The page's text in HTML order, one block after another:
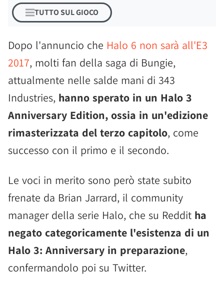
TUTTO SUL GIOCO
Dopo l'annuncio che Halo 6 non sarà all'E3
2017, molti fan della saga di Bungie,
attualmente nelle salde mani di 343
Industries, hanno sperato in un Halo 3
Anniversary Edition, ossia in un'edizione
rimasterizzata del terzo capitolo, come
successo con il primo e il secondo.
Le voci in merito sono però state subito
frenate da Brian Jarrard, il community
manager della serie Halo, che su Reddit ha
negato categoricamente l'esistenza di un
Halo 3: Anniversary in preparazione,
confermandolo poi su Twitter.